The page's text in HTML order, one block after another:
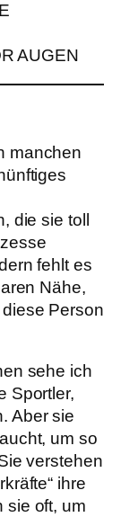
AUGEN
manchen
die sie toll
fehlt es
Nähe,
Person
sehe ich
Sportler,
Aber sie
um so
verstehen
ihre
sie oft, um